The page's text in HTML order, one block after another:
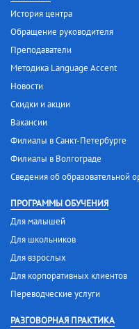
История центра
Обращение руководителя
Преподаватели
Методика Language Accent
Новости
Скидки и акции
Вакансии
Филиалы в Санкт-Петербурге
Филиалы в Волгограде
Сведения об образовательной
ПРОГРАММЫ ОБУЧЕНИЯ
Для малышей
Для школьников
Для взрослых
Для корпоративных клиентов
Переводческие услуги
РАЗГОВОРНАЯ ПРАКТИКА